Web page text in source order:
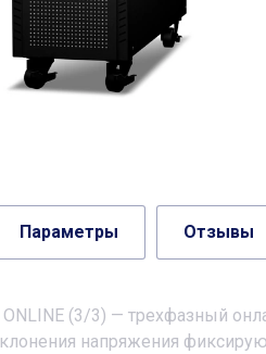
Параметры Отзывы
ONLINE (3/3) — трехфазный
напряжения